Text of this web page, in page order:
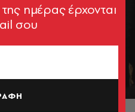
ημέρας έρχονται
σου